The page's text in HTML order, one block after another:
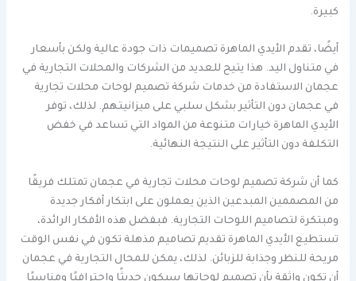
كبيرة.
أيضًا، تقدم الأيدي الماهرة تصميمات ذات جودة عالية ولكن بأسعار
في متناول اليد. هذا يتيح للعديد من الشركات والمحلات التجارية في
عجمان الاستفادة من خدمات شركة تصميم لوحات محلات تجارية
في عجمان دون التأثير بشكل سلبي على ميزانيتهم. لذلك، توفر
الأيدي الماهرة خيارات متنوعة من المواد التي تساعد في خفض
التكلفة دون التأثير على النتيجة النهائية.
كما أن شركة تصميم لوحات محلات تجارية في عجمان تمتلك فريقًا
من المصممين المبدعين الذين يعملون على ابتكار أفكار جديدة
ومبتكرة لتصاميم اللوحات التجارية. فبفضل هذه الأفكار الرائدة،
تستطيع الأيدي الماهرة تقديم تصاميم مذهلة تكون في نفس الوقت
مريحة للنظر وجذابة للزبائن. لذلك، يمكن للمحال التجارية في عجمان
أن تكون واثقة بأن تصميم لوحاتها سيكون حديثًا واحترافيًا ومناسبًا